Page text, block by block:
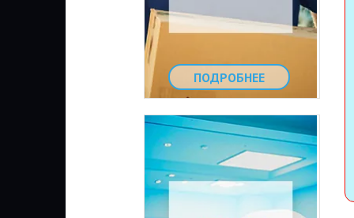
ПОДРОБНЕЕ